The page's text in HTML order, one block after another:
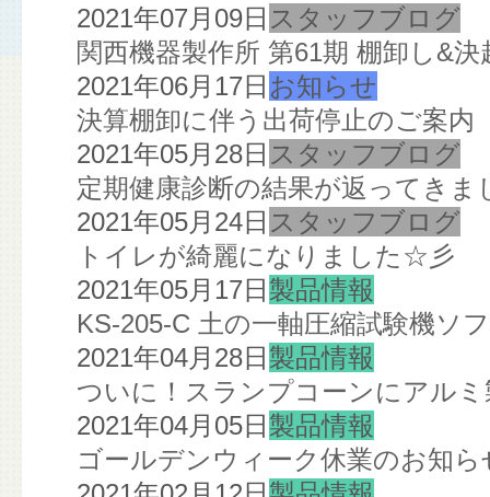
2021年07月09日 スタッフブログ
関西機器製作所 第61期 棚卸し&決
2021年06月17日 お知らせ
決算棚卸に伴う出荷停止のご案内
2021年05月28日 スタッフブログ
定期健康診断の結果が返ってきま
2021年05月24日 スタッフブログ
トイレが綺麗になりました☆彡
2021年05月17日 製品情報
KS-205-C 土の一軸圧縮試験機ソ
2021年04月28日 製品情報
ついに！スランプコーンにアル
2021年04月05日 製品情報
ゴールデンウィーク休業のお知ら